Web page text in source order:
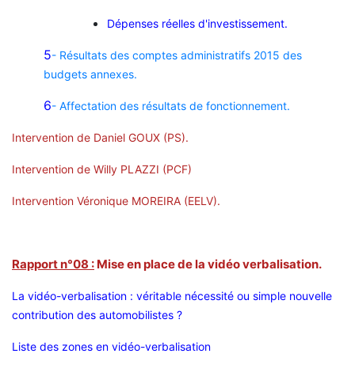
Dépenses réelles d'investissement.
5- Résultats des comptes administratifs 2015 des
budgets annexes.
6- Affectation des résultats de fonctionnement.
Intervention de Daniel GOUX (PS).
Intervention de Willy PLAZZI (PCF)
Intervention Véronique MOREIRA (EELV).
Rapport n°08 : Mise en place de la vidéo verbalisation.
La vidéo-verbalisation : véritable nécessité ou simple nouvelle
contribution des automobilistes ?
Liste des zones en vidéo-verbalisation